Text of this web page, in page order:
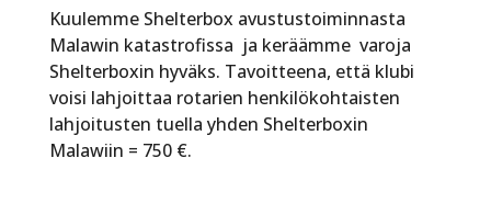
Kuulemme Shelterbox avustustoiminnasta
Malawin katastrofissa ja keräämme varoja
Shelterboxin hyväks. Tavoitteena, että klubi
voisi lahjoittaa rotarien henkilökohtaisten
lahjoitusten tuella yhden Shelterboxin
Malawiin = 750 €.